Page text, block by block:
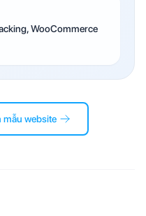
WooCommerce
mẫu website